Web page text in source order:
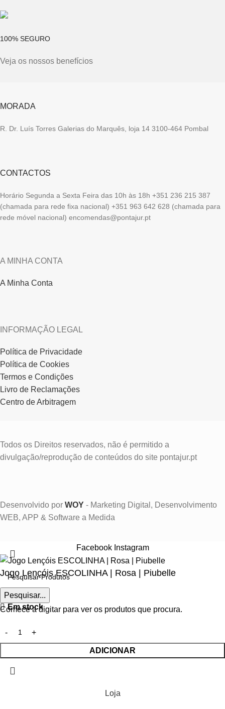
100% SEGURO
Veja os nossos benefícios
MORADA
R. Dr. Luís Torres Galerias do Marquês, loja 14 3100-464 Pombal
CONTACTOS
Horário Segunda a Sexta Feira das 10h às 18h +351 236 215 387
(chamada para rede fixa nacional) +351 963 642 628 (chamada para
rede móvel nacional) encomendas@pontajur.pt
A MINHA CONTA
A Minha Conta
INFORMAÇÃO LEGAL
Política de Privacidade
Política de Cookies
Termos e Condições
Livro de Reclamações
Centro de Arbitragem
Todos os Direitos reservados, não é permitido a
divulgação/reprodução de conteúdos do site pontajur.pt
Desenvolvido por WOY - Marketing Digital, Desenvolvimento
WEB, APP & Software a Medida
Pesquisar...
Comece a digitar para ver os produtos que procura.
Facebook Instagram
Jogo Lençóis ESCOLINHA | Rosa | Piubelle
33.50
Em stock
ADICIONAR
Loja